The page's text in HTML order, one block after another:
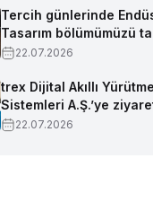
Tercih günlerinde
Tasarım bölümümüzü
devam ediyoruz!
22.07.2026
trex Dijital Akıllı Yürütme
Sistemleri A.Ş.’ye
22.07.2026